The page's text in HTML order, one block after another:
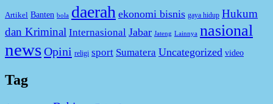
Artikel Banten bola daerah ekonomi bisnis gaya hidup Hukum
dan Kriminal Internasional Jabar Jateng Lainnya nasional
newsOpini religi sport Sumatera Uncategorized video
Tag